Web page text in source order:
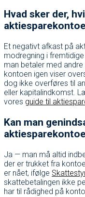
Hvad sker der,
Et negativt afkast på
modregning i
man betaler med
kontoen igen viser
dog ikke overføres til
eller kapitalindkomst.
vores guide til
Kan man
Ja — man må altid
der er trukket fra
er nået, ifølge
skattebetalingen ikke
har til rådighed på